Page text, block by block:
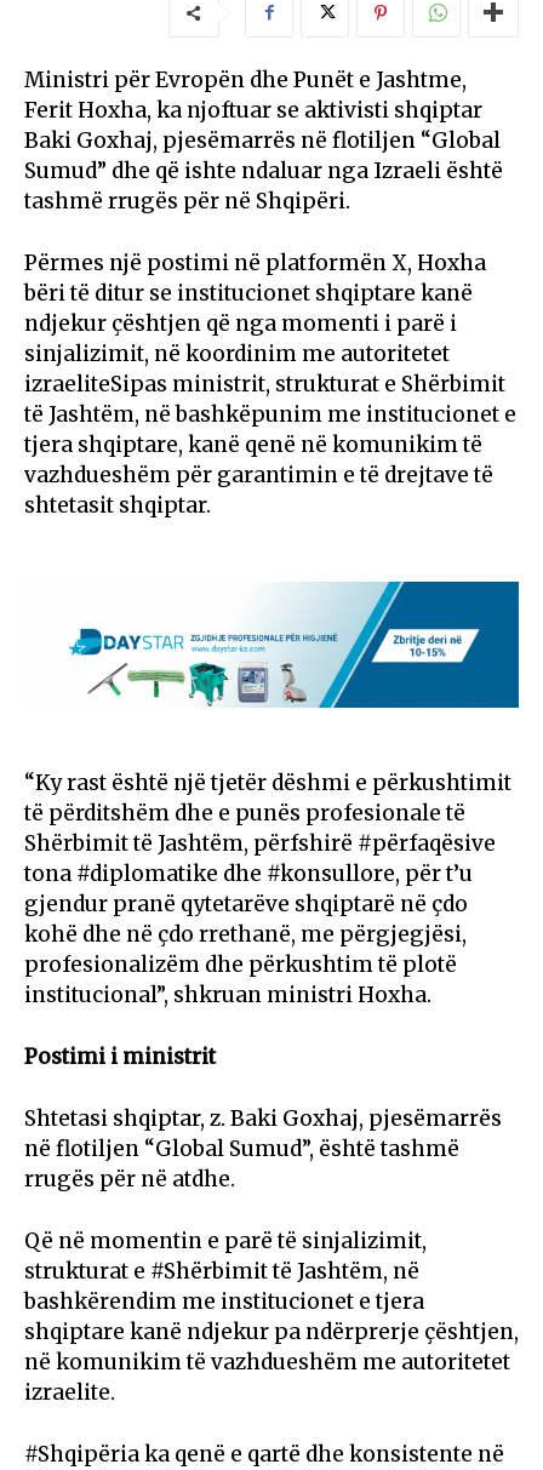
Ministri për Evropën dhe Punët e Jashtme,
Ferit Hoxha, ka njoftuar se aktivisti shqiptar
Baki Goxhaj, pjesëmarrës në flotiljen “Global
Sumud” dhe që ishte ndaluar nga Izraeli është
tashmë rrugës për në Shqipëri.
Përmes një postimi në platformën X, Hoxha
bëri të ditur se institucionet shqiptare kanë
ndjekur çështjen që nga momenti i parë i
sinjalizimit, në koordinim me autoritetet
izraeliteSipas ministrit, strukturat e Shërbimit
të Jashtëm, në bashkëpunim me institucionet e
tjera shqiptare, kanë qenë në komunikim të
vazhdueshëm për garantimin e të drejtave të
shtetasit shqiptar.
“Ky rast është një tjetër dëshmi e përkushtimit
të përditshëm dhe e punës profesionale të
Shërbimit të Jashtëm, përfshirë #përfaqësive
tona #diplomatike dhe #konsullore, për t’u
gjendur pranë qytetarëve shqiptarë në çdo
kohë dhe në çdo rrethanë, me përgjegjësi,
profesionalizëm dhe përkushtim të plotë
institucional”, shkruan ministri Hoxha.
Postimi i ministrit
Shtetasi shqiptar, z. Baki Goxhaj, pjesëmarrës
në flotiljen “Global Sumud”, është tashmë
rrugës për në atdhe.
Që në momentin e parë të sinjalizimit,
strukturat e #Shërbimit të Jashtëm, në
bashkërendim me institucionet e tjera
shqiptare kanë ndjekur pa ndërprerje çështjen,
në komunikim të vazhdueshëm me autoritetet
izraelite.
#Shqipëria ka qenë e qartë dhe konsistente në